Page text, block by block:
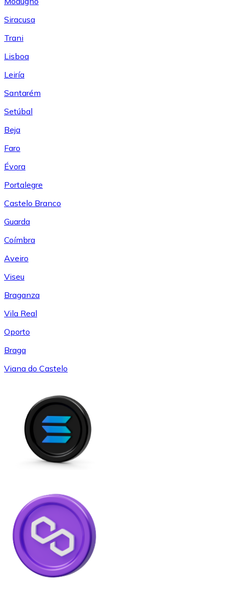
Siracusa
Trani
Lisboa
Leiría
Santarém
Setúbal
Beja
Faro
Évora
Portalegre
Castelo Branco
Guarda
Coímbra
Aveiro
Viseu
Braganza
Vila Real
Oporto
Braga
Viana do Castelo